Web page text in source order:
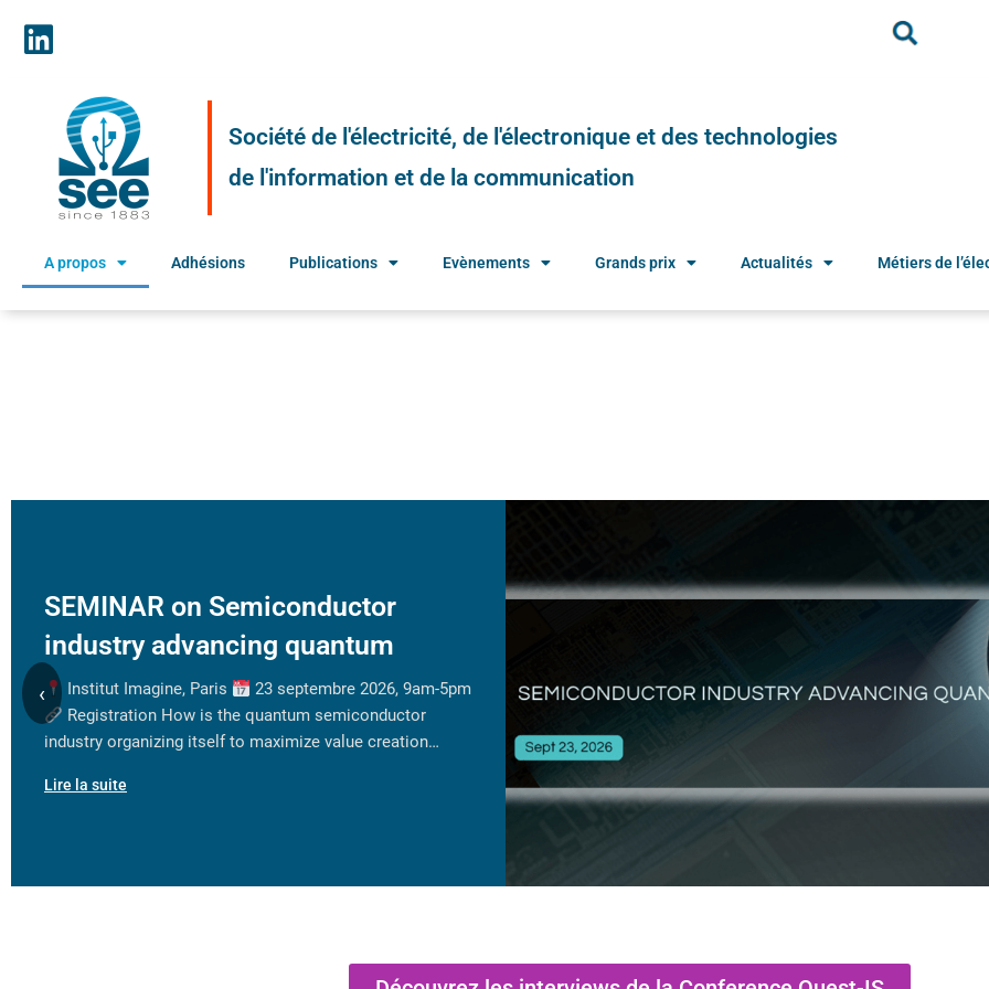
Société de l'électricité, de l'électronique et des technologies
de l'information et de la communication
A propos Adhésions Publications Evènements Grands prix Actualités Métiers de
SEMINAR on Semiconductor
industry advancing quantum
Institut Imagine, Paris
23 septembre 2026, 9am-5pm
Registration How is the quantum semiconductor
industry organizing itself to maximize value creation…
Lire la suite
‹